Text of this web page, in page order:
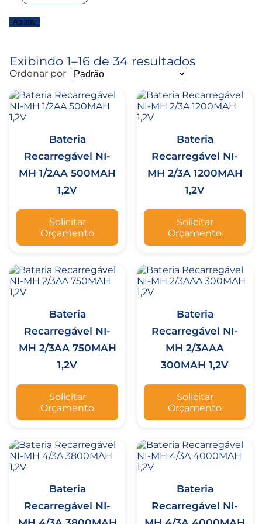
Aplicar
Exibindo 1–16 de 34 resultados
Ordenar por
Bateria
Recarregável NI-
MH 1/2AA 500MAH
1,2V
Solicitar
Orçamento
Bateria
Recarregável NI-
MH 2/3A 1200MAH
1,2V
Solicitar
Orçamento
Bateria
Recarregável NI-
MH 2/3AA 750MAH
1,2V
Solicitar
Orçamento
Bateria
Recarregável NI-
MH 2/3AAA
300MAH 1,2V
Solicitar
Orçamento
Bateria
Recarregável NI-
Bateria
Recarregável NI-